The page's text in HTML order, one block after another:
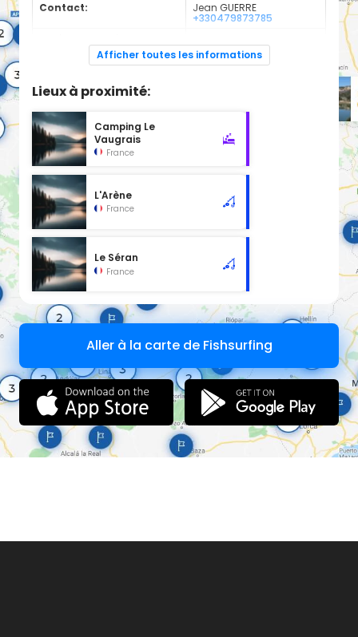
Contact:
Jean GUERRE
+330479873785
Géré par l'AAPPMA Champagne-en-Valromey
Afficher toutes les informations
Lieux à proximité:
Camping Le
Vaugrais
France
L'Arène
France
Le Séran
France
Aller à la carte de Fishsurfing